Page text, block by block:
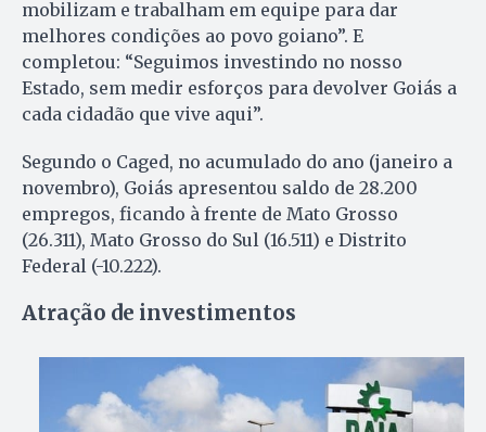
mobilizam e trabalham em equipe para dar
melhores condições ao povo goiano”. E
completou: “Seguimos investindo no nosso
Estado, sem medir esforços para devolver Goiás a
cada cidadão que vive aqui”.
Segundo o Caged, no acumulado do ano (janeiro a
novembro), Goiás apresentou saldo de 28.200
empregos, ficando à frente de Mato Grosso
(26.311), Mato Grosso do Sul (16.511) e Distrito
Federal (-10.222).
Atração de investimentos